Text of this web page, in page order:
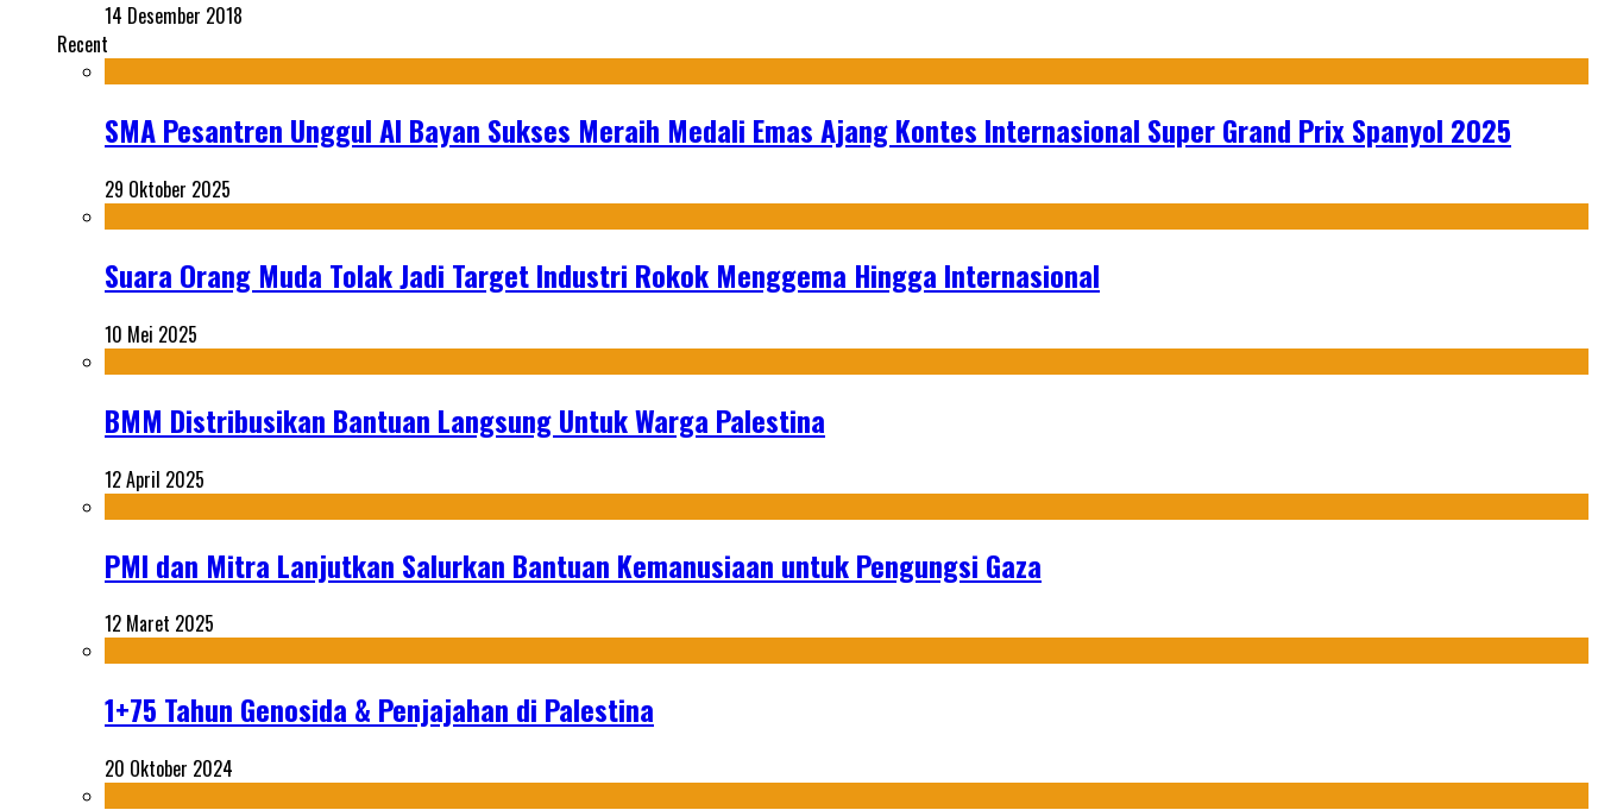
14 Desember 2018
Recent
SMA Pesantren Unggul Al Bayan Sukses Meraih Medali Emas Ajang Kontes Internasional Super Grand Prix Spanyol 2025
29 Oktober 2025
Suara Orang Muda Tolak Jadi Target Industri Rokok Menggema Hingga Internasional
10 Mei 2025
BMM Distribusikan Bantuan Langsung Untuk Warga Palestina
12 April 2025
PMI dan Mitra Lanjutkan Salurkan Bantuan Kemanusiaan untuk Pengungsi Gaza
12 Maret 2025
1+75 Tahun Genosida & Penjajahan di Palestina
20 Oktober 2024